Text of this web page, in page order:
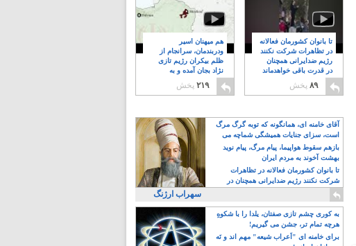
هم میهنان اسیر
ودربندمان، سرانجام از
ظلم بیکران رژیم تازی
نژاد بجان آمده و به
۲۱۹ پخش
تا بانوان کشورمان فعالانه
در تظاهرات شرکت نکنند
رژیم ضدایرانی همچنان
در قدرت باقی خواهدماند
۸
۸۹ پخش
آقای خامنه ای، همانگونه که توبه گرگ مرگ
است، سزای جنایات همیشگی شماچه می
تواند باشد؟!
بازهم سقوط هواپیما، پیام مرگ، پیام نوید
بهشت آخوند به مردم ایران
تا بانوان کشورمان فعالانه در تظاهرات
شرکت نکنند رژیم ضدایرانی همچنان در
قدرت باقی خواهدماند
سهراب ارژنگ
به کوری چشم تازی صفتان، یلدا را با شکوهِ
هرچه تمام تر، جشن می گیریم!
برای خامنه ای "اَعراب شیعه" مهم اند و نَه